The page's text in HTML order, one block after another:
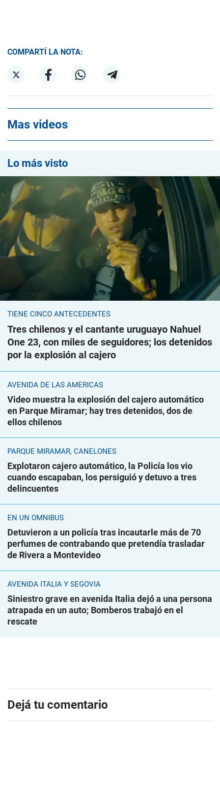
COMPARTÍ LA NOTA:
Mas videos
Lo más visto
TIENE CINCO ANTECEDENTES
Tres chilenos y el cantante uruguayo Nahuel
One 23, con miles de seguidores; los detenidos
por la explosión al cajero
AVENIDA DE LAS AMÉRICAS
Video muestra la explosión del cajero automático
en Parque Miramar; hay tres detenidos, dos de
ellos chilenos
PARQUE MIRAMAR, CANELONES
Explotaron cajero automático, la Policía los vio
cuando escapaban, los persiguió y detuvo a tres
delincuentes
EN UN ÓMNIBUS
Detuvieron a un policía tras incautarle más de 70
perfumes de contrabando que pretendía trasladar
de Rivera a Montevideo
AVENIDA ITALIA Y SEGOVIA
Siniestro grave en avenida Italia dejó a una persona
atrapada en un auto; Bomberos trabajó en el
rescate
Dejá tu comentario